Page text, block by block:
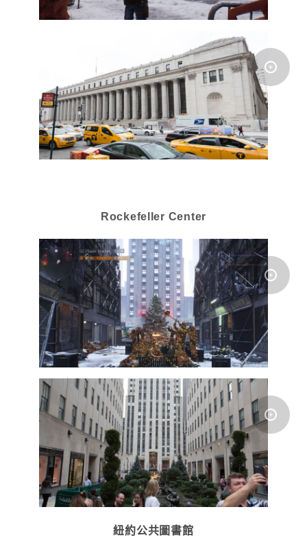
Rockefeller Center
紐約公共圖書館